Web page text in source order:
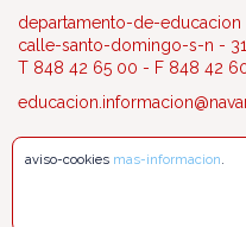
departamento-de-educacion
calle-santo-domingo-s-n -
T 848 42 65 00 - F 848 42
aviso-cookies mas-informacion.